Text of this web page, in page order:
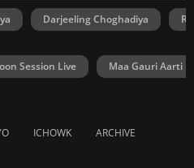
Darjeeling Choghadiya
Session Live Maa Gauri Aarti
ICHOWK ARCHIVE